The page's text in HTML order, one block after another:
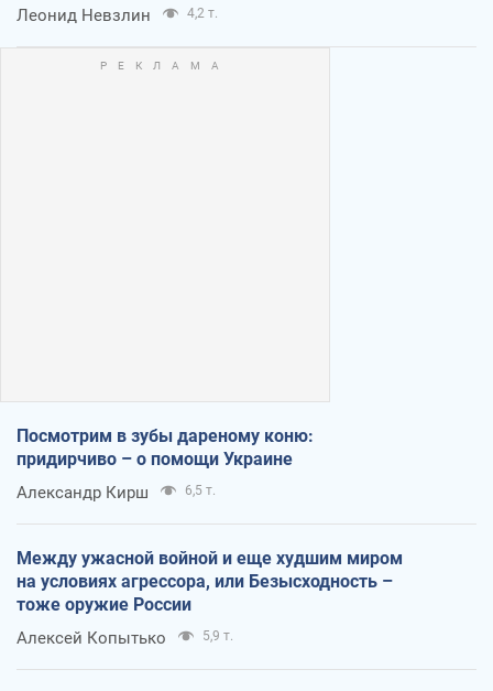
Леонид Невзлин 4,2 т.
Посмотрим в зубы дареному коню:
придирчиво – о помощи Украине
Александр Кирш 6,5 т.
Между ужасной войной и еще худшим миром
на условиях агрессора, или Безысходность –
тоже оружие России
Алексей Копытько 5,9 т.